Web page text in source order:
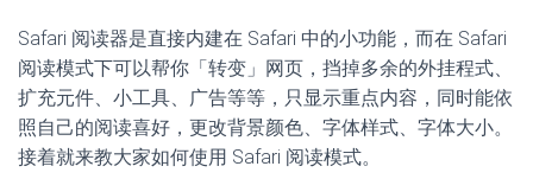
Safari 阅读器是直接内建在 Safari 中的小功能，而在 Safari
阅读模式下可以帮你「转变」网页，挡掉多余的外挂程式、
扩充元件、小工具、广告等等，只显示重点内容，同时能依
照自己的阅读喜好，更改背景颜色、字体样式、字体大小。
接着就来教大家如何使用 Safari 阅读模式。